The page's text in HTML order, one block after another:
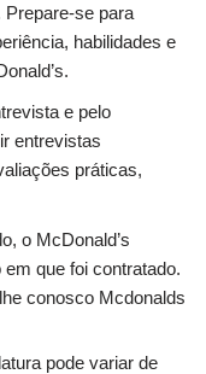
Prepare-se para
habilidades e
e pelo
entrevistas
práticas,
o McDonald’s
que foi contratado.
conosco Mcdonalds
pode variar de